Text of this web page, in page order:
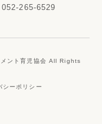
052-265-6529
ント育児協会 All Rights
シーポリシー